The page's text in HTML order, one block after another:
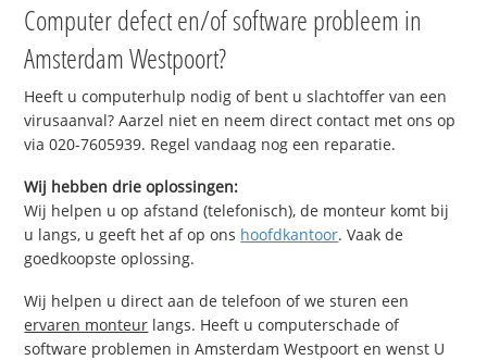
Computer defect en/of software probleem in
Amsterdam Westpoort?
Heeft u computerhulp nodig of bent u slachtoffer van een
virusaanval? Aarzel niet en neem direct contact met ons op
via 020-7605939. Regel vandaag nog een reparatie.
Wij hebben drie oplossingen:
Wij helpen u op afstand (telefonisch), de monteur komt bij
u langs, u geeft het af op ons hoofdkantoor. Vaak de
goedkoopste oplossing.
Wij helpen u direct aan de telefoon of we sturen een
ervaren monteur langs. Heeft u computerschade of
software problemen in Amsterdam Westpoort en wenst U